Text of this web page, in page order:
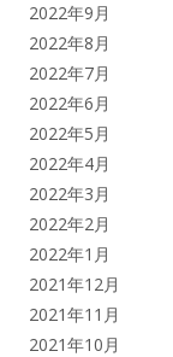
2022年9月
2022年8月
2022年7月
2022年6月
2022年5月
2022年4月
2022年3月
2022年2月
2022年1月
2021年12月
2021年11月
2021年10月